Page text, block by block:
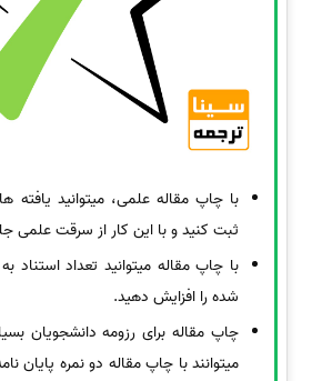
با چاپ مقاله علمی، میتوانید یافته
ثبت کنید و با این کار از سرقت علمی
با چاپ مقاله میتوانید تعداد استناد
شده را افزایش دهید.
چاپ مقاله برای رزومه دانشجویان
میتوانند با چاپ مقاله دو نمره پایان